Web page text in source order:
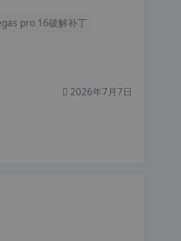
pro 16破解补丁
2026年7月7日